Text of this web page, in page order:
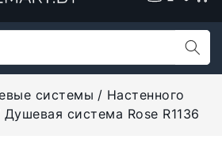
системы
Настенного
Душевая система Rose R1136